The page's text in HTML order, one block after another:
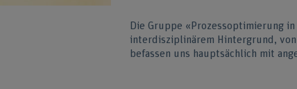
Die Gruppe «Prozessoptimierung
interdisziplinärem Hintergrund, von
befassen uns hauptsächlich mit